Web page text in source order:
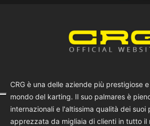
CRG è una delle aziende più prestigiose
mondo del karting. Il suo palmares è
internazionali e l'altissima qualità dei suoi
apprezzata da migliaia di clienti in tutto il